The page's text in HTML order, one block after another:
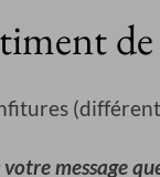
message